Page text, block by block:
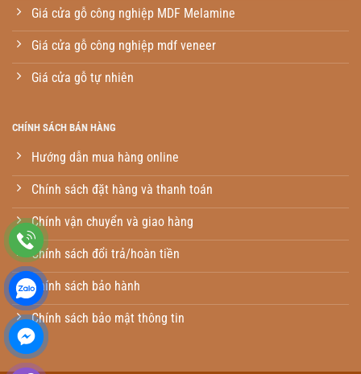
Giá cửa gỗ công nghiệp MDF Melamine
Giá cửa gỗ công nghiệp mdf veneer
Giá cửa gỗ tự nhiên
CHÍNH SÁCH BÁN HÀNG
Hướng dẫn mua hàng online
Chính sách đặt hàng và thanh toán
Chính vận chuyển và giao hàng
Chính sách đổi trả/hoàn tiền
Chính sách bảo hành
Chính sách bảo mật thông tin